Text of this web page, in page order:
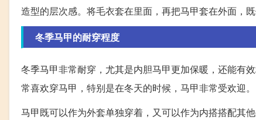
造型的层次感。将毛衣套在里面，再把马甲套在外面，
冬季马甲的耐穿程度
冬季马甲非常耐穿，尤其是内胆马甲更加保暖，还能有
常喜欢穿马甲，特别是在冬天的时候，马甲非常受欢迎。
马甲既可以作为外套单独穿着，又可以作为内搭搭配其